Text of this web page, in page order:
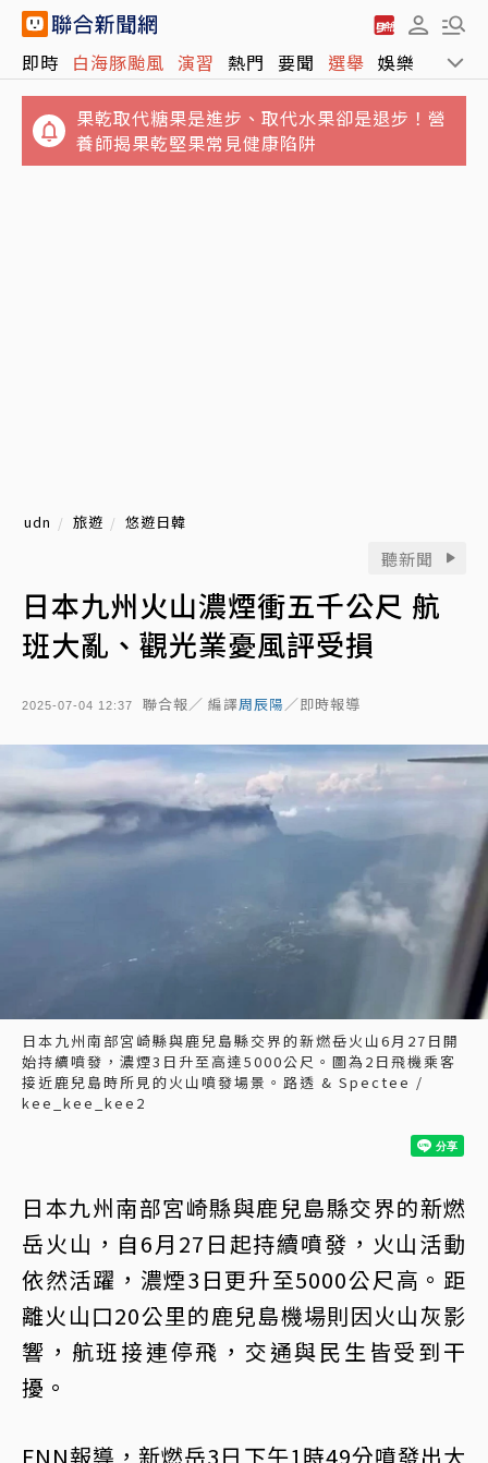
即時 白海豚颱風 演習 熱門 要聞 選舉 娛樂 運動
果乾取代糖果是進步、取代水果卻是退步！營
養師揭果乾堅果常見健康陷阱
吃海鮮麵險喪命！65歲翁敗血性休克住加護病
udn 旅遊 悠遊日韓
聽新聞
日本九州火山濃煙衝五千公尺 航
班大亂、觀光業憂風評受損
2025-07-04 12:37 聯合報／ 編譯周辰陽／即時報導
日本九州南部宮崎縣與鹿兒島縣交界的新燃岳火山6月27日開
始持續噴發，濃煙3日升至高達5000公尺。圖為2日飛機乘客
接近鹿兒島時所見的火山噴發場景。路透 & Spectee /
kee_kee_kee2
日本九州南部宮崎縣與鹿兒島縣交界的新燃
岳火山，自6月27日起持續噴發，火山活動
依然活躍，濃煙3日更升至5000公尺高。距
離火山口20公里的鹿兒島機場則因火山灰影
響，航班接連停飛，交通與民生皆受到干
擾。
FNN報導，新燃岳3日下午1時49分噴發出大